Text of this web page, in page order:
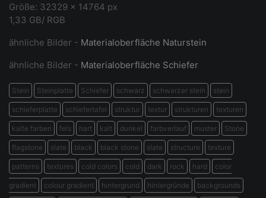
Größe: 32329 × 14764 px
1,33 GB/ RGB
ähnliche Bilder - Materialoberfläche Naturstein
ähnliche Bilder - Materialoberfläche Schiefer
Stein Steinplatte Schiefer schwarz schwarzer stein stein
schieferplatte schiefertafel struktur textur strukturen texturen
kalte farben fels hart kalt dunkel farbverlauf muster Stone
flagstone slate black black stone slate structure texture
patterns textures cold colors cold dark rock hard color
gradient colour gradient hintergrund hintergründe backgrounds